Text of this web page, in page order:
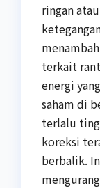
ringan
terkait
energi
saham di
terlalu
koreksi
berbalik.